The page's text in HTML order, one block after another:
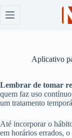
para
Aplicativo
Lembrar de tomar
quem faz uso
um tratamento
Até incorporar o
em horários errados,